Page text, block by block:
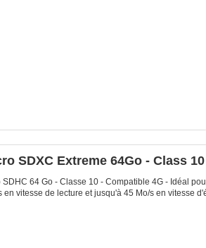
SDXC Extreme 64Go - Class 10
64 Go - Classe 10 - Compatible 4G - Idéal
en vitesse de lecture et jusqu'à 45 Mo/s en vitesse